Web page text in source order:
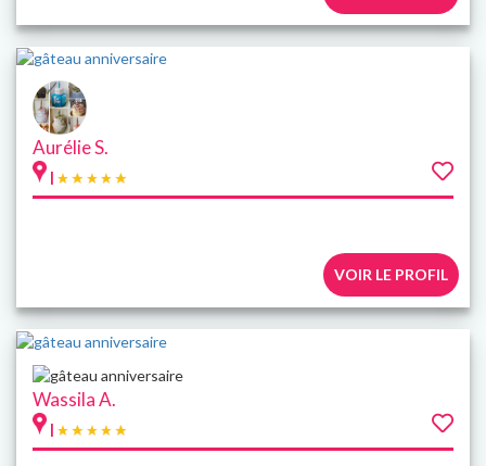
Aurélie S.
|
VOIR LE PROFIL
Wassila A.
|